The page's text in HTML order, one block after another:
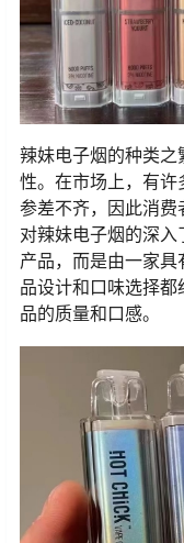
辣妹电子烟的种类
性。在市场上，有
参差不齐，因此消
对辣妹电子烟的深
产品，而是由一家
品设计和口味选择
品的质量和口感。